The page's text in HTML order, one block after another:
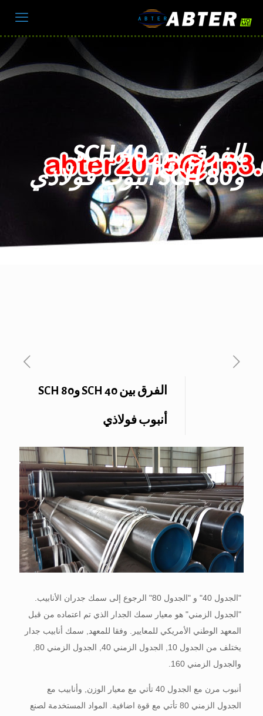
الفرق بين SCH 40
وSCH 80 أنبوب فولاذي
الفرق بين SCH 40 وSCH 80
أنبوب فولاذي
"الجدول 40" و "الجدول 80" الرجوع إلى سمك جدران الأنابيب.
"الجدول الزمني" هو معيار سمك الجدار الذي تم اعتماده من قبل
المعهد الوطني الأمريكي للمعايير. وفقا للمعهد, سمك أنابيب جدار
يختلف من الجدول 10, الجدول الزمني 40, الجدول الزمني 80,
والجدول الزمني 160.
أنبوب مرن مع الجدول 40 تأتي مع معيار الوزن, وأنابيب مع
الجدول الزمني 80 تأتي مع قوة اضافية. المواد المستخدمة لصنع